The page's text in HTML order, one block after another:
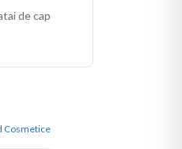
de cap
Cosmetice